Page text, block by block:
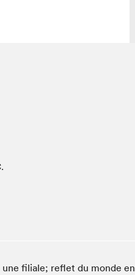
de prévention du
filiale; reflet du monde en